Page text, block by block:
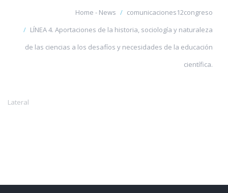
Home - News
comunicaciones12congreso
LÍNEA 4. Aportaciones de la historia, sociología y naturaleza
de las ciencias a los desafíos y necesidades de la educación
científica.
Lateral